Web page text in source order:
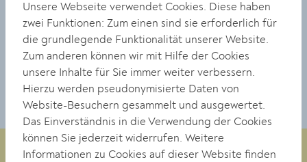
© Ingo Pertramer
DOWNLOAD
Unsere Webseite verwendet Cookies. Diese haben
zwei Funktionen: Zum einen sind sie erforderlich für
die grundlegende Funktionalität unserer Website.
Zum anderen können wir mit Hilfe der Cookies
unsere Inhalte für Sie immer weiter verbessern.
Hierzu werden pseudonymisierte Daten von
Website-Besuchern gesammelt und ausgewertet.
Das Einverständnis in die Verwendung der Cookies
können Sie jederzeit widerrufen. Weitere
Informationen zu Cookies auf dieser Website finden